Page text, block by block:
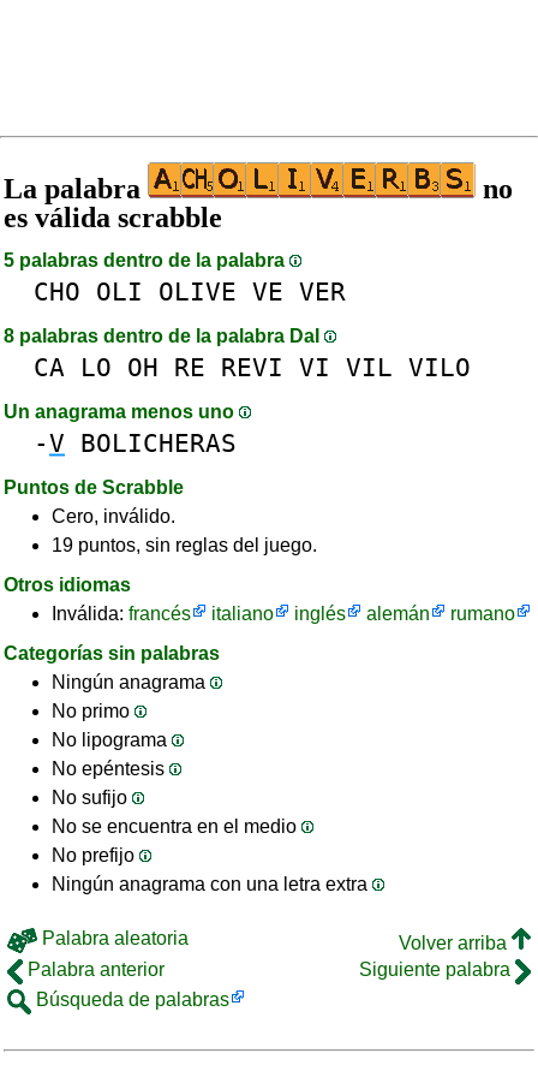
La palabra
no
es válida scrabble
5 palabras dentro de la palabra
CHO OLI OLIVE VE VER
8 palabras dentro de la palabra DaI
CA LO OH RE REVI VI VIL VILO
Un anagrama menos uno
-V BOLICHERAS
Puntos de Scrabble
Cero, inválido.
19 puntos, sin reglas del juego.
Otros idiomas
Inválida: francés italiano inglés alemán
rumano
Categorías sin palabras
Ningún anagrama
No primo
No lipograma
No epéntesis
No sufijo
No se encuentra en el medio
No prefijo
Ningún anagrama con una letra extra
Palabra aleatoria
Volver arriba
Palabra anterior
Siguiente palabra
Búsqueda de palabras